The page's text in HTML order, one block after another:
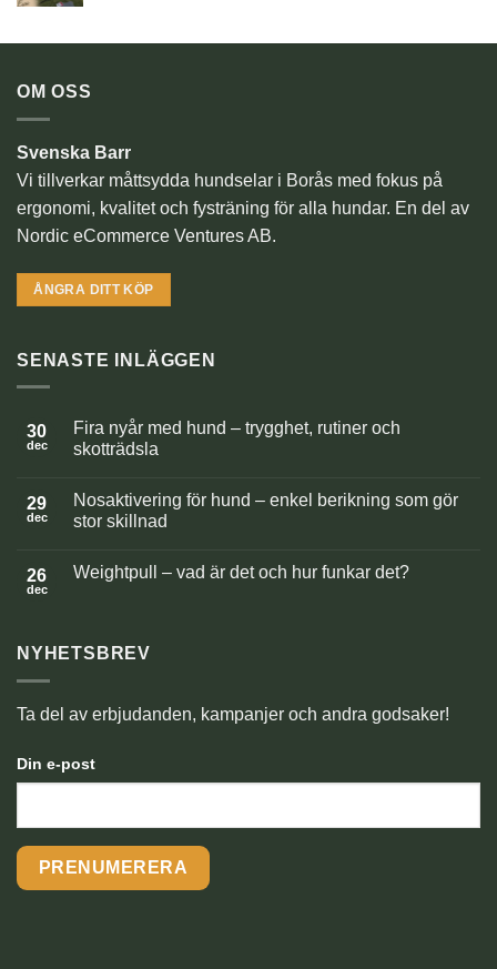
OM OSS
Svenska Barr
Vi tillverkar måttsydda hundselar i Borås med fokus på
ergonomi, kvalitet och fysträning för alla hundar. En del av
Nordic eCommerce Ventures AB.
ÅNGRA DITT KÖP
SENASTE INLÄGGEN
30
dec
Fira nyår med hund – trygghet, rutiner och
skotträdsla
till
Fira
nyår
–
29
dec
Nosaktivering för hund – enkel berikning som gör
stor skillnad
till
enkel
berikning
skillnad
26
dec
Weightpull – vad är det och hur funkar det?
–
och
hur
NYHETSBREV
Ta del av erbjudanden, kampanjer och andra godsaker!
Din e-post